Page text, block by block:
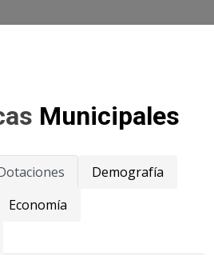
Municipales
Demografía
Economía